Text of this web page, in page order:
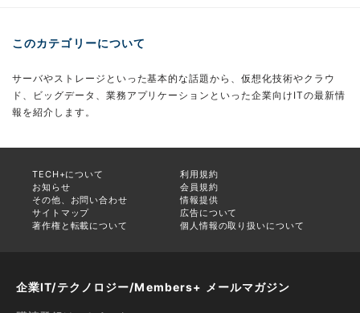
このカテゴリーについて
サーバやストレージといった基本的な話題から、仮想化技術やクラウ
ド、ビッグデータ、業務アプリケーションといった企業向けITの最新情
報を紹介します。
TECH+について
利用規約
お知らせ
会員規約
その他、お問い合わせ
情報提供
サイトマップ
広告について
著作権と転載について
個人情報の取り扱いについて
企業IT/テクノロジー/Members+ メールマガジン